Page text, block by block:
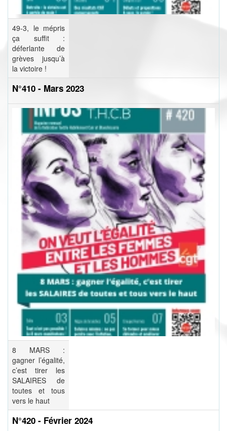
49-3, le mépris
ça suffit :
déferlante de
grèves jusqu’à
la victoire !
N°410 - Mars 2023
8 MARS :
gagner l’égalité,
c’est tirer les
SALAIRES de
toutes et tous
vers le haut
N°420 - Février 2024